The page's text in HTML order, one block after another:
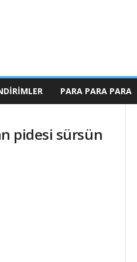
PARA PARA PARA
pidesi sürsün